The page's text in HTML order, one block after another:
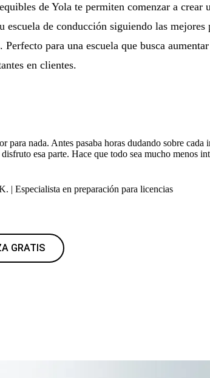
de Yola te permiten comenzar a crear
escuela de conducción siguiendo las mejores
Perfecto para una escuela que busca
en clientes.
para nada. Antes pasaba horas dudando sobre cada
esa parte. Hace que todo sea mucho menos
| Especialista en preparación para licencias
GRATIS